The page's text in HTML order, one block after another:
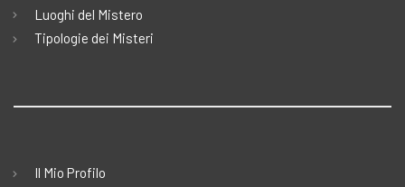
Luoghi del Mistero
Tipologie dei Misteri
Il Mio Profilo